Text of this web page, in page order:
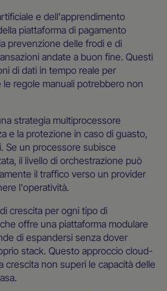
e dell'apprendimento
piattaforma di pagamento
prevenzione delle frodi e di
andate a buon fine. Questi
di dati in tempo reale per
regole manuali potrebbero non
strategia multiprocessore
e la protezione in caso di guasto,
Se un processore subisce
il livello di orchestrazione può
il traffico verso un provider
l'operatività.
crescita per ogni tipo di
offre una piattaforma modulare
di espandersi senza dover
stack. Questo approccio cloud-
crescita non superi le capacità delle